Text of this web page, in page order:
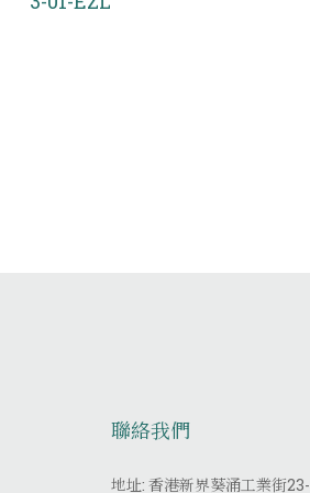
聯絡我們
地址: 香港新界葵涌工業街